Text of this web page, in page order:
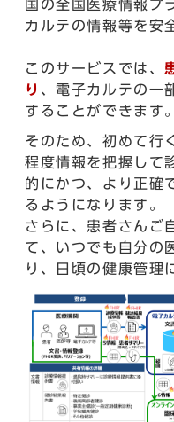
国の全国医療情報プ
カルテの情報等を安
このサービスでは、
り 、電子カルテの一
することができます。
そのため、初めて行
程度情報を把握して
的にかつ、より正確
るようになります。
さらに、患者さんご
て、いつでも自分の
り、日頃の健康管理